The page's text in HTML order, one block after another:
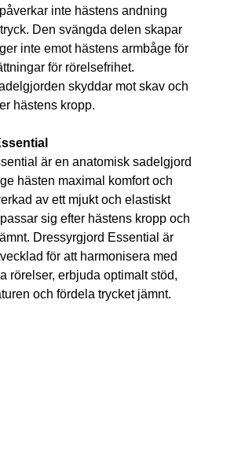
inte hästens andning
Den svängda delen skapar
inte emot hästens armbåge för
för rörelsefrihet.
skyddar mot skav och
hästens kropp.
är en anatomisk sadelgjord
hästen maximal komfort och
av ett mjukt och elastiskt
sig efter hästens kropp och
Dressyrgjord Essential är
för att harmonisera med
rörelser, erbjuda optimalt stöd,
och fördela trycket jämnt.